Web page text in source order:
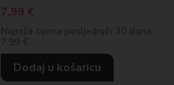
7,99 €
Najniža cijena posljednjih 30 dana:
7.99 €
Dodaj u košaricu